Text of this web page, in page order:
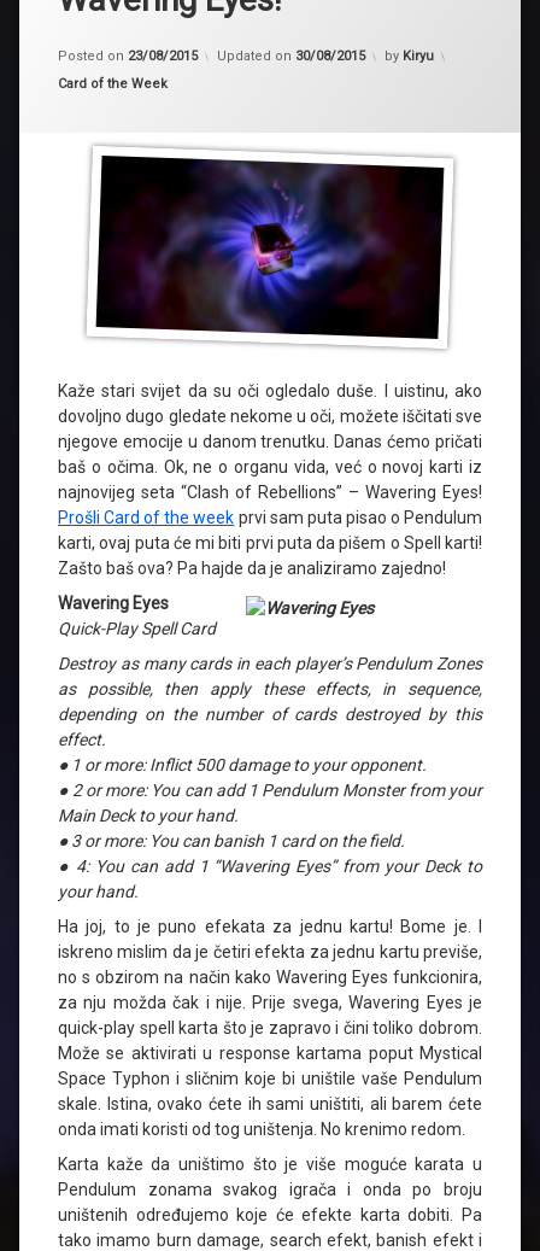
Posted on 23/08/2015 Updated on 30/08/2015 by Kiryu
Kategorije:
Card of the Week
Kaže stari svijet da su oči ogledalo duše. I uistinu, ako
dovoljno dugo gledate nekome u oči, možete iščitati sve
njegove emocije u danom trenutku. Danas ćemo pričati
baš o očima. Ok, ne o organu vida, već o novoj karti iz
najnovijeg seta “Clash of Rebellions” – Wavering Eyes!
Prošli Card of the week prvi sam puta pisao o Pendulum
karti, ovaj puta će mi biti prvi puta da pišem o Spell karti!
Zašto baš ova? Pa hajde da je analiziramo zajedno!
Wavering Eyes
Quick-Play Spell Card
Destroy as many cards in each player’s Pendulum Zones
as possible, then apply these effects, in sequence,
depending on the number of cards destroyed by this
effect.
● 1 or more: Inflict 500 damage to your opponent.
● 2 or more: You can add 1 Pendulum Monster from your
Main Deck to your hand.
● 3 or more: You can banish 1 card on the field.
● 4: You can add 1 “Wavering Eyes” from your Deck to
your hand.
Ha joj, to je puno efekata za jednu kartu! Bome je. I
iskreno mislim da je četiri efekta za jednu kartu previše,
no s obzirom na način kako Wavering Eyes funkcionira,
za nju možda čak i nije. Prije svega, Wavering Eyes je
quick-play spell karta što je zapravo i čini toliko dobrom.
Može se aktivirati u response kartama poput Mystical
Space Typhon i sličnim koje bi uništile vaše Pendulum
skale. Istina, ovako ćete ih sami uništiti, ali barem ćete
onda imati koristi od tog uništenja. No krenimo redom.
Karta kaže da uništimo što je više moguće karata u
Pendulum zonama svakog igrača i onda po broju
uništenih određujemo koje će efekte karta dobiti. Pa
tako imamo burn damage, search efekt, banish efekt i